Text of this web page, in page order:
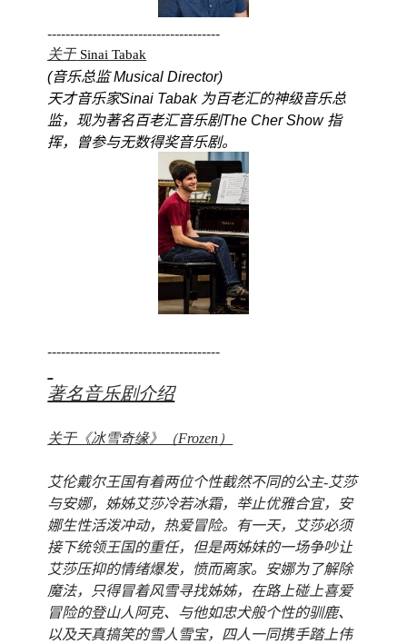
--------------------------------------
关于 Sinai Tabak
(音乐总监 Musical Director)
天才音乐家Sinai Tabak 为百老汇的神级音乐总
监，现为著名百老汇音乐剧The Cher Show 指
挥，曾参与无数得奖音乐剧。
--------------------------------------
著名音乐剧介绍
关于《冰雪奇缘》（Frozen）
艾伦戴尔王国有着两位个性截然不同的公主-艾莎
与安娜，姊姊艾莎冷若冰霜，举止优雅合宜，安
娜生性活泼冲动，热爱冒险。有一天，艾莎必须
接下统领王国的重任，但是两姊妹的一场争吵让
艾莎压抑的情绪爆发，愤而离家。安娜为了解除
魔法，只得冒着风雪寻找姊姊，在路上碰上喜爱
冒险的登山人阿克、与他如忠犬般个性的驯鹿、
以及天真搞笑的雪人雪宝，四人一同携手踏上伟